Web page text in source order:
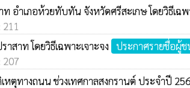
ำเภอห้วยทับทัน จังหวัดศรีสะเกษ โดยวิธีเฉพ
สาท โดยวิธีเฉพาะเจาะจง ประกาศรายชื่อผู้ช
207
ทางถนน ช่วงเทศกาลสงกรานต์ ประจำปี